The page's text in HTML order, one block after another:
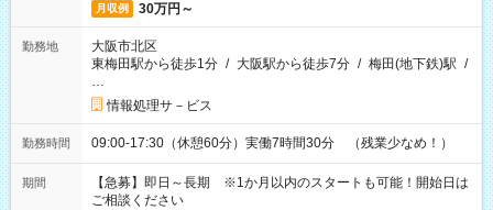
月収例 30万円～
勤務地
大阪市北区
東梅田駅から徒歩1分 / 大阪駅から徒歩7分 / 梅田(地下鉄)駅 /
…
情報処理サ－ビス
勤務時間 09:00-17:30（休憩60分）実働7時間30分 （残業少なめ！）
期間
【急募】即日～長期 ※1か月以内のスタートも可能！開始日は
ご相談ください